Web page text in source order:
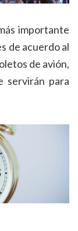
importante
de acuerdo al
de avión,
servirán para